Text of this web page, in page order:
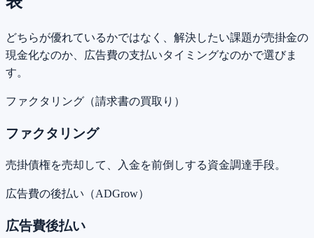
どちらが優れているかではなく、解決したい課題が売掛金の
現金化なのか、広告費の支払いタイミングなのかで選びま
す。
ファクタリング（請求書の買取り）
ファクタリング
売掛債権を売却して、入金を前倒しする資金調達手段。
広告費の後払い（ADGrow）
広告費後払い